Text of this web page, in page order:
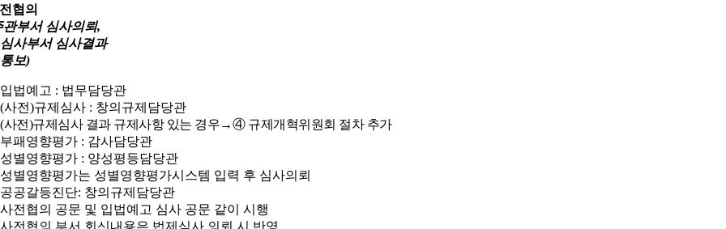
협의
관부서 심사의뢰,
심사부서 심사결과
통보)
입법예고 : 법무담당관
(사전)규제심사 : 창의규제담당관
(사전)규제심사 결과 규제사항 있는 경우→④ 규제개혁위원회 절차 추가
부패영향평가 : 감사담당관
성별영향평가 : 양성평등담당관
성별영향평가는 성별영향평가시스템 입력 후 심사의뢰
공공갈등진단: 창의규제담당관
사전협의 공문 및 입법예고 심사 공문 같이 시행
사전협의 부서 회신내용은 법제심사 의뢰 시 반영